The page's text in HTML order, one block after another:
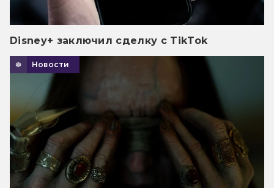
Disney+ заключил сделку с TikTok
Новости